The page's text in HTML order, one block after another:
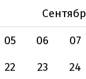
05 06 07
22 23 24